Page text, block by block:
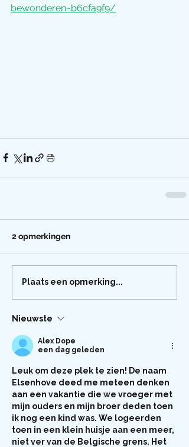
bewonderen~b6cfa9f9/
2 opmerkingen
Plaats een opmerking...
Nieuwste
Alex Dope
een dag geleden
Leuk om deze plek te zien! De naam
Elsenhove deed me meteen denken
aan een vakantie die we vroeger met
mijn ouders en mijn broer deden toen
ik nog een kind was. We logeerden
toen in een klein huisje aan een meer,
niet ver van de Belgische grens. Het